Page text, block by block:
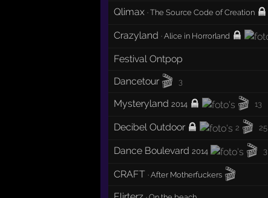
Qlimax ·The Source Code of Creation
Crazyland ·Alice in Horrorland
Festival Ontpop
Dancetour 🎬 3
Mysteryland2014 🎬 13
Decibel Outdoor
2 🎬 25
Dance Boulevard2014 🎬 3
CRAFT ·After Motherfuckers 🎬